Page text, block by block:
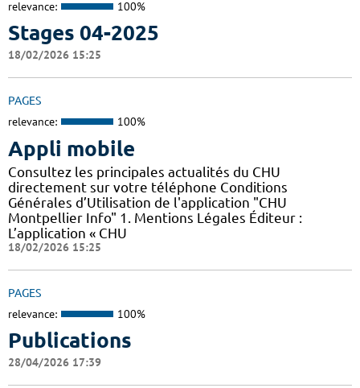
relevance: 100%
Stages 04-2025
18/02/2026 15:25
PAGES
relevance: 100%
Appli mobile
Consultez les principales actualités du CHU
directement sur votre téléphone Conditions
Générales d’Utilisation de l'application "CHU
Montpellier Info" 1. Mentions Légales Éditeur :
L’application « CHU
18/02/2026 15:25
PAGES
relevance: 100%
Publications
28/04/2026 17:39